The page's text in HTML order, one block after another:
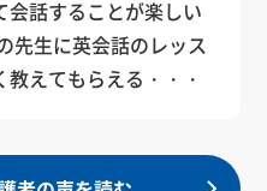
会話することが楽しい
先生に英会話のレッス
えてもらえる・・・
しょう。待っていま
生徒の「できた！」を
きちんと理解できる
閉じ、アクティビテ
す。実際、子供たち
じたままのことがほ
所だと感じてもらいた
しょう。待っていま
生徒の「できた！」を